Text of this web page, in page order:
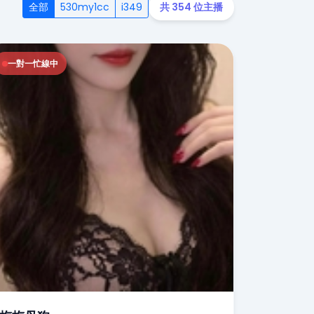
全部 530my1cc i349 共 354 位主播
一對一忙線中